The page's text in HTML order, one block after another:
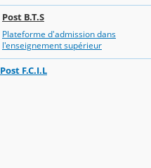
Post B.T.S
Plateforme d'admission dans
l'enseignement supérieur
Post F.C.I.L